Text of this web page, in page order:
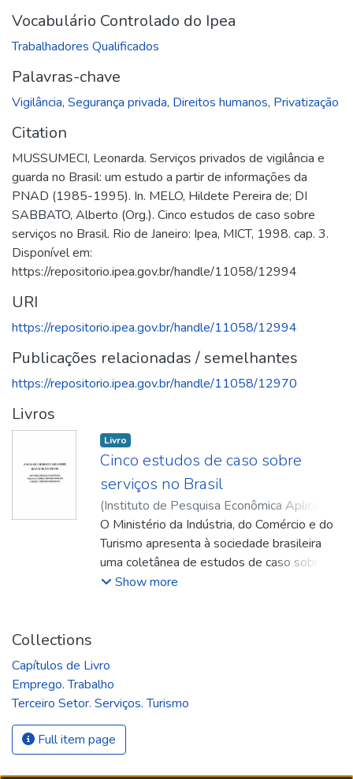
Vocabulário Controlado do Ipea
Trabalhadores Qualificados
Palavras-chave
Vigilância, Segurança privada, Direitos humanos, Privatização
Citation
MUSSUMECI, Leonarda. Serviços privados de vigilância e
guarda no Brasil: um estudo a partir de informações da
PNAD (1985-1995). In. MELO, Hildete Pereira de; DI
SABBATO, Alberto (Org.). Cinco estudos de caso sobre
serviços no Brasil. Rio de Janeiro: Ipea, MICT, 1998. cap. 3.
Disponível em:
https://repositorio.ipea.gov.br/handle/11058/12994
URI
https://repositorio.ipea.gov.br/handle/11058/12994
Publicações relacionadas / semelhantes
https://repositorio.ipea.gov.br/handle/11058/12970
Livros
Livro
Cinco estudos de caso sobre
serviços no Brasil
(Instituto de Pesquisa Econômica Aplicada
(Ipea),1998 )Rocha, Frederico;Ferraz,
Galeno; Musumeci, Leonarda;Dweck, Ruth
Helena;Melo, Hildete Pereira de;Di
Sabbato, Alberto
O Ministério da Indústria, do Comércio e do
Turismo apresenta à sociedade brasileira
uma coletânea de estudos de caso sobre
diversas atividades de serviços. Estes
em parceria com este Ministério. O
interesse do MTCT nesse estudo sobre os
serviços decorre do crescimento e das
mudanças observadas no setor, tanto em
sua composição interna quanto em sua
Show more
Collections
Capítulos de Livro
Emprego. Trabalho
Terceiro Setor. Serviços. Turismo
Full item page